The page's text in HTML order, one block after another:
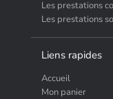
Les prestations
Les prestations
Liens rapides
Accueil
Mon panier